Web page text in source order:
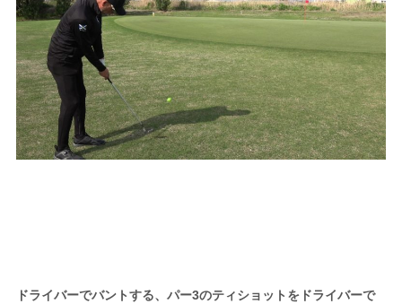
ドライバーでバントする、パー3のティショットをドライバーで